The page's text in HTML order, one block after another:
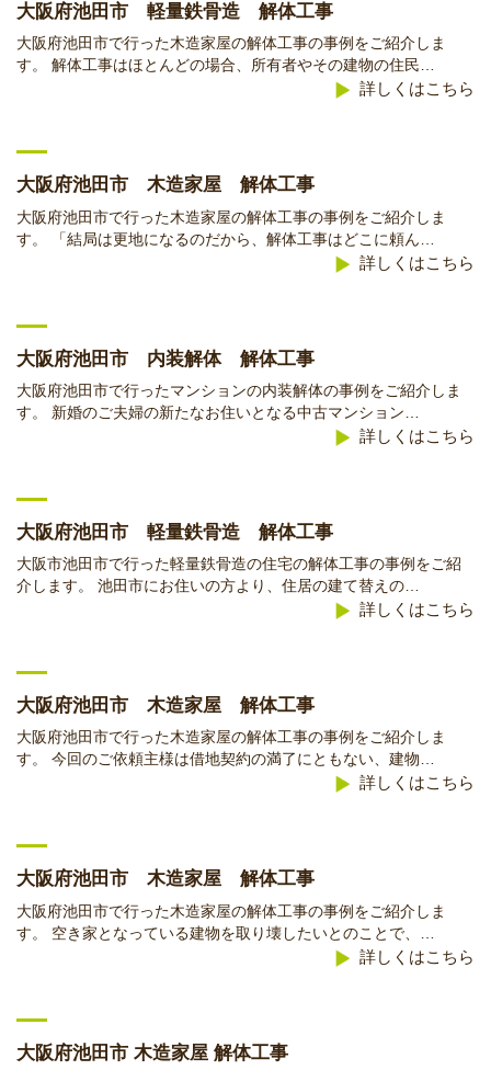
大阪府池田市 軽量鉄骨造 解体工事
大阪府池田市で行った木造家屋の解体工事の事例をご紹介しま
す。 解体工事はほとんどの場合、所有者やその建物の住民…
詳しくはこちら
大阪府池田市 木造家屋 解体工事
大阪府池田市で行った木造家屋の解体工事の事例をご紹介しま
す。 「結局は更地になるのだから、解体工事はどこに頼ん…
詳しくはこちら
大阪府池田市 内装解体 解体工事
大阪府池田市で行ったマンションの内装解体の事例をご紹介しま
す。 新婚のご夫婦の新たなお住いとなる中古マンション…
詳しくはこちら
大阪府池田市 軽量鉄骨造 解体工事
大阪市池田市で行った軽量鉄骨造の住宅の解体工事の事例をご紹
介します。 池田市にお住いの方より、住居の建て替えの…
詳しくはこちら
大阪府池田市 木造家屋 解体工事
大阪府池田市で行った木造家屋の解体工事の事例をご紹介しま
す。 今回のご依頼主様は借地契約の満了にともない、建物…
詳しくはこちら
大阪府池田市 木造家屋 解体工事
大阪府池田市で行った木造家屋の解体工事の事例をご紹介しま
す。 空き家となっている建物を取り壊したいとのことで、…
詳しくはこちら
大阪府池田市 木造家屋 解体工事